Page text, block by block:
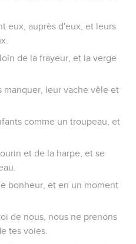
eux, auprès d'eux, et leurs
de la frayeur, et la verge
manquer, leur vache vêle et
comme un troupeau, et
et de la harpe, et se
bonheur, et en un moment
de nous, nous ne prenons
tes voies.